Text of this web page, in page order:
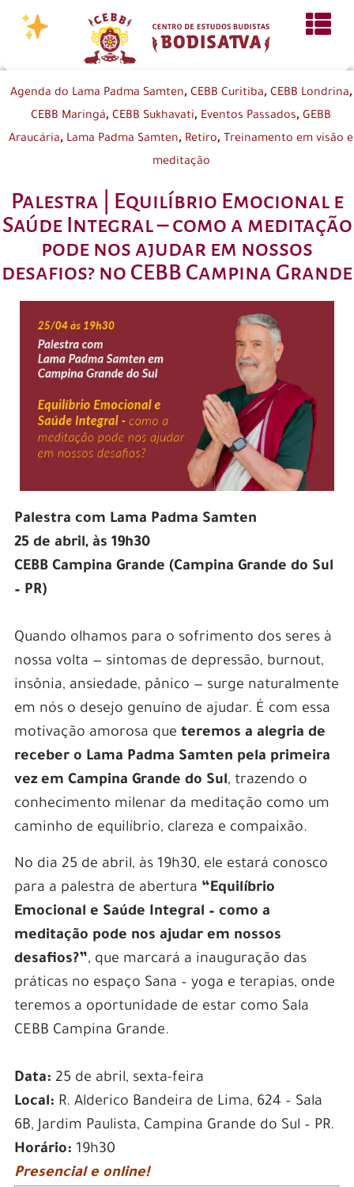
Agenda do Lama Padma Samten, CEBB Curitiba, CEBB Londrina,
CEBB Maringá, CEBB Sukhavati, Eventos Passados, GEBB
Araucária, Lama Padma Samten, Retiro, Treinamento em visão e
meditação
Palestra | Equilíbrio Emocional e
Saúde Integral – como a meditação
pode nos ajudar em nossos
desafios? no CEBB Campina Grande
Palestra com Lama Padma Samten
25 de abril, às 19h30
CEBB Campina Grande (Campina Grande do Sul
– PR)
Quando olhamos para o sofrimento dos seres à
nossa volta — sintomas de depressão, burnout,
insônia, ansiedade, pânico — surge naturalmente
em nós o desejo genuíno de ajudar. É com essa
motivação amorosa que teremos a alegria de
receber o Lama Padma Samten pela primeira
vez em Campina Grande do Sul, trazendo o
conhecimento milenar da meditação como um
caminho de equilíbrio, clareza e compaixão.
No dia 25 de abril, às 19h30, ele estará conosco
para a palestra de abertura “Equilíbrio
Emocional e Saúde Integral – como a
meditação pode nos ajudar em nossos
desafios?”, que marcará a inauguração das
práticas no espaço Sana – yoga e terapias, onde
teremos a oportunidade de estar como Sala
CEBB Campina Grande.
Data: 25 de abril, sexta-feira
Local: R. Alderico Bandeira de Lima, 624 – Sala
6B, Jardim Paulista, Campina Grande do Sul – PR.
Horário: 19h30
Presencial e online!